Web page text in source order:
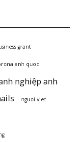
grant
anh quoc
nghiệp anh
nguoi viet